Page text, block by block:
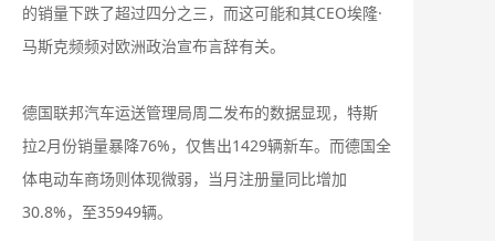
的销量下跌了超过四分之三，而这可能和其CEO埃隆·
马斯克频频对欧洲政治宣布言辞有关。
德国联邦汽车运送管理局周二发布的数据显现，特斯
拉2月份销量暴降76%，仅售出1429辆新车。而德国全
体电动车商场则体现微弱，当月注册量同比增加
30.8%，至35949辆。